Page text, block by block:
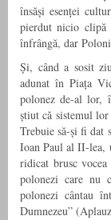
însăși esenței
pierdut nicio clipă
înfrângă, dar
Și, când a sosit
adunat în Piața
polonez de-al lor,
știut că sistemul lor
Trebuie să-și fi dat
Ioan Paul al II-lea,
ridicat brusc
polonezi care nu
polonezi cântau
Dumnezeu”